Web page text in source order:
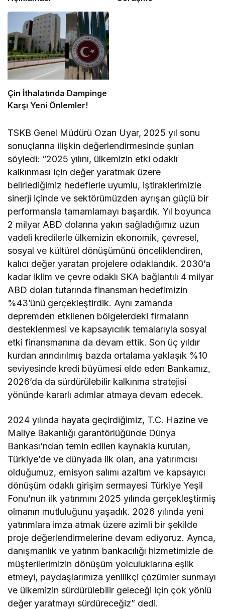
Çin İthalatında Dampinge
Karşı Yeni Önlemler!
TSKB Genel Müdürü Ozan Uyar, 2025 yıl sonu
sonuçlarına ilişkin değerlendirmesinde şunları
söyledi: “2025 yılını, ülkemizin etki odaklı
kalkınması için değer yaratmak üzere
belirlediğimiz hedeflerle uyumlu, iştiraklerimizle
sinerji içinde ve sektörümüzden ayrışan güçlü bir
performansla tamamlamayı başardık. Yıl boyunca
2 milyar ABD dolarına yakın sağladığımız uzun
vadeli kredilerle ülkemizin ekonomik, çevresel,
sosyal ve kültürel dönüşümünü önceliklendiren,
kalıcı değer yaratan projelere odaklandık. 2030’a
kadar iklim ve çevre odaklı SKA bağlantılı 4 milyar
ABD doları tutarında finansman hedefimizin
%43’ünü gerçekleştirdik. Aynı zamanda
depremden etkilenen bölgelerdeki firmaların
desteklenmesi ve kapsayıcılık temalarıyla sosyal
etki finansmanına da devam ettik. Son üç yıldır
kurdan arındırılmış bazda ortalama yaklaşık %10
seviyesinde kredi büyümesi elde eden Bankamız,
2026’da da sürdürülebilir kalkınma stratejisi
yönünde kararlı adımlar atmaya devam edecek.
2024 yılında hayata geçirdiğimiz, T.C. Hazine ve
Maliye Bakanlığı garantörlüğünde Dünya
Bankası’ndan temin edilen kaynakla kurulan,
Türkiye’de ve dünyada ilk olan, ana yatırımcısı
olduğumuz, emisyon salımı azaltım ve kapsayıcı
dönüşüm odaklı girişim sermayesi Türkiye Yeşil
Fonu’nun ilk yatırımını 2025 yılında gerçekleştirmiş
olmanın mutluluğunu yaşadık. 2026 yılında yeni
yatırımlara imza atmak üzere azimli bir şekilde
proje değerlendirmelerine devam ediyoruz. Ayrıca,
danışmanlık ve yatırım bankacılığı hizmetimizle de
müşterilerimizin dönüşüm yolculuklarına eşlik
etmeyi, paydaşlarımıza yenilikçi çözümler sunmayı
ve ülkemizin sürdürülebilir geleceği için çok yönlü
değer yaratmayı sürdüreceğiz” dedi.